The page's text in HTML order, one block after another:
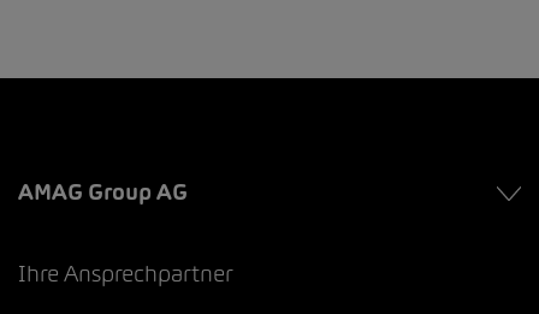
AMAG Group AG
Ihre Ansprechpartner